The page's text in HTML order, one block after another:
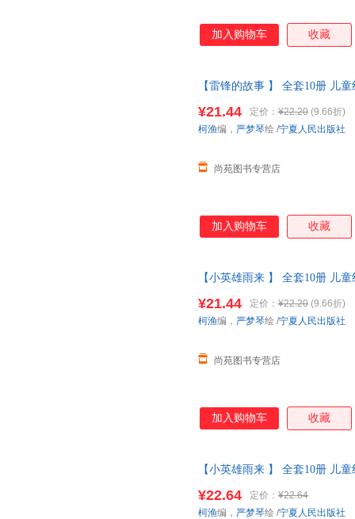
加入购物车 收藏
【雷锋的故事 】 全套10册 儿
换货【让您无忧购物】
¥21.44 定价： ¥22.20 (9.66折)
尚苑图书专营店
柯渔编， 严梦琴绘 /宁夏人民出版社
加入购物车 收藏
【小英雄雨来 】 全套10册 儿
换货【让您无忧购物】
¥21.44 定价： ¥22.20 (9.66折)
尚苑图书专营店
柯渔编， 严梦琴绘 /宁夏人民出版社
加入购物车 收藏
【小英雄雨来 】 全套10册 儿
线当当客服
¥22.64 定价： ¥22.64
柯渔编， 严梦琴绘 /宁夏人民出版社